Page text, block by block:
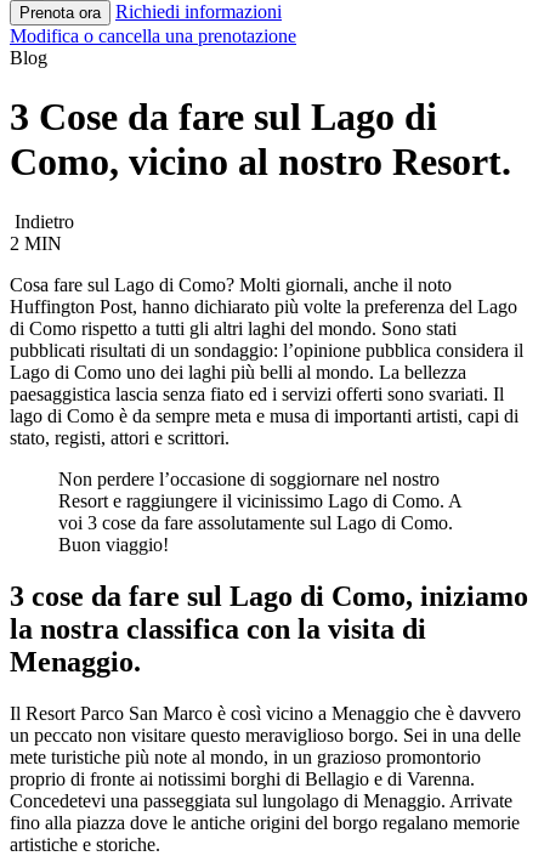
Prenota ora
Richiedi informazioni
Modifica o cancella una prenotazione
Blog
3 Cose da fare sul Lago di
Como, vicino al nostro Resort.
Indietro
2 MIN
Cosa fare sul Lago di Como? Molti giornali, anche il noto
Huffington Post, hanno dichiarato più volte la preferenza del Lago
di Como rispetto a tutti gli altri laghi del mondo. Sono stati
pubblicati risultati di un sondaggio: l’opinione pubblica considera il
Lago di Como uno dei laghi più belli al mondo. La bellezza
paesaggistica lascia senza fiato ed i servizi offerti sono svariati. Il
lago di Como è da sempre meta e musa di importanti artisti, capi di
stato, registi, attori e scrittori.
Non perdere l’occasione di soggiornare nel nostro
Resort e raggiungere il vicinissimo Lago di Como. A
voi 3 cose da fare assolutamente sul Lago di Como.
Buon viaggio!
3 cose da fare sul Lago di Como, iniziamo
la nostra classifica con la visita di
Menaggio.
Il Resort Parco San Marco è così vicino a Menaggio che è davvero
un peccato non visitare questo meraviglioso borgo. Sei in una delle
mete turistiche più note al mondo, in un grazioso promontorio
proprio di fronte ai notissimi borghi di Bellagio e di Varenna.
Concedetevi una passeggiata sul lungolago di Menaggio. Arrivate
fino alla piazza dove le antiche origini del borgo regalano memorie
artistiche e storiche.